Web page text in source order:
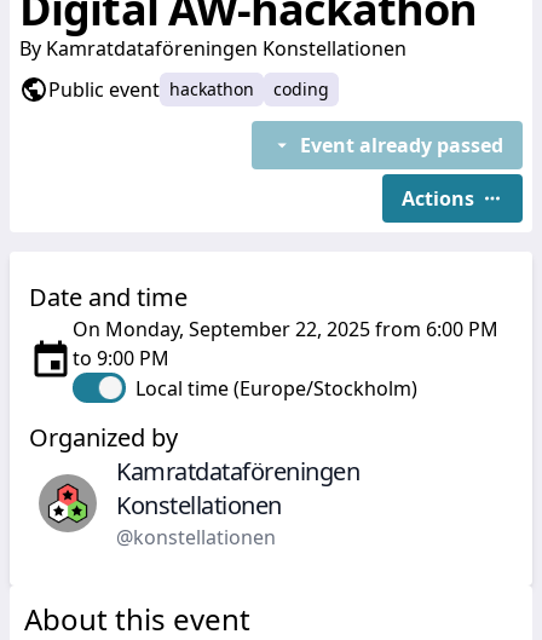
By Kamratdataföreningen Konstellationen
Public event hackathon coding
Event already passed
Actions
Date and time
On Monday, September 22, 2025 from 6:00 PM
to 9:00 PM
Local time (Europe/Stockholm)
Organized by
Kamratdataföreningen
Konstellationen
@konstellationen
About this event